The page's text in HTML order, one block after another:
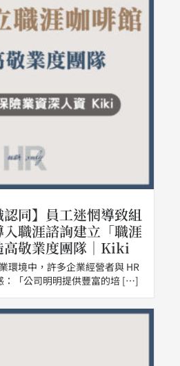
認同】員工迷惘導致組
職涯諮詢建立「職涯
高敬業度團隊｜Kiki
環境中，許多企業經營者與 HR
：「公司明明提供豐富的培 […]